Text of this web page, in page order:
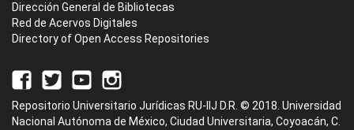
Dirección General de Bibliotecas
Red de Acervos Digitales
Directory of Open Access Repositories
Repositorio Universitario Jurídicas RU-IIJ D.R. © 2018. Universidad
Nacional Autónoma de México, Ciudad Universitaria, Coyoacán, C.